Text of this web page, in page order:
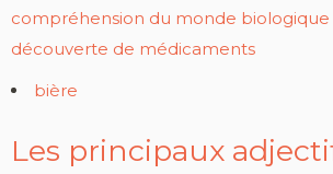
compréhension du monde biologique
découverte de médicaments
bière
Les principaux